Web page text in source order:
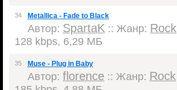
34 Metallica - Fade to Black
Автор: SpartaK :: Жанр: Rock
128 kbps, 6,29 МБ
35 Muse - Plug in Baby
Автор: florence :: Жанр: Rock